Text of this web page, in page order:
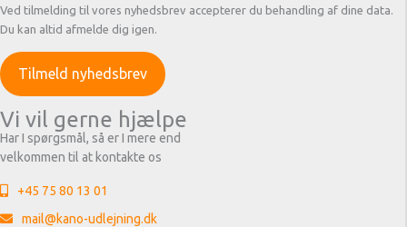
Ved tilmelding til vores nyhedsbrev accepterer du behandling af dine data.
Du kan altid afmelde dig igen.
Vi vil gerne hjælpe
Har I spørgsmål, så er I mere end
velkommen til at kontakte os
+45 75 80 13 01
mail@kano-udlejning.dk